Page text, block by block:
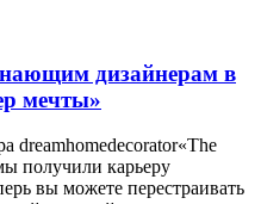
дизайнерам в
мечты»
dreamhomedecorator«The
получили карьеру
вы можете перестраивать